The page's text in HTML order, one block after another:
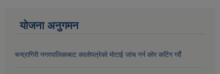
योजना अनुगमन
चन्द्रागिरी नगरपालिकाबाट कालोपत्रेको मोटाई जांच गर्न कोर कटिंग गर्दै